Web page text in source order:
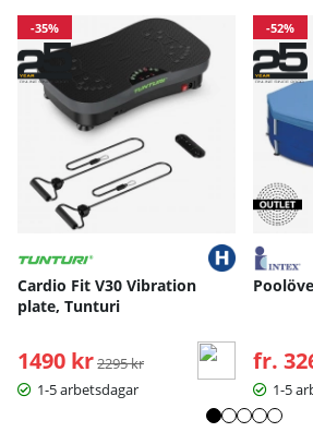
-35%
Cardio Fit V30 Vibration
plate, Tunturi
1490 kr Ordinarie pris:
2295 kr
1-5 arbetsdagar
-52%
fr.
1-5